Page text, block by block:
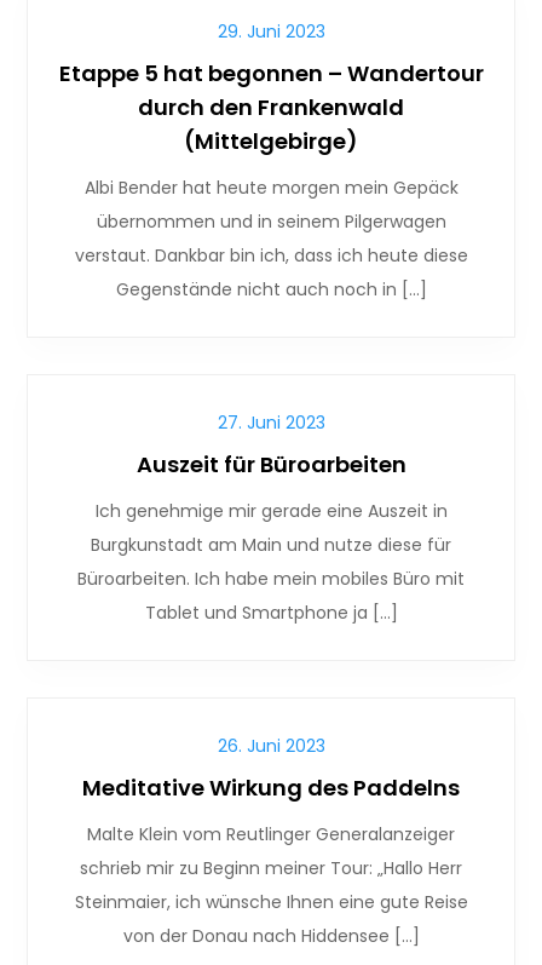
29. Juni 2023
Etappe 5 hat begonnen – Wandertour
durch den Frankenwald
(Mittelgebirge)
Albi Bender hat heute morgen mein Gepäck
übernommen und in seinem Pilgerwagen
verstaut. Dankbar bin ich, dass ich heute diese
Gegenstände nicht auch noch in […]
27. Juni 2023
Auszeit für Büroarbeiten
Ich genehmige mir gerade eine Auszeit in
Burgkunstadt am Main und nutze diese für
Büroarbeiten. Ich habe mein mobiles Büro mit
Tablet und Smartphone ja […]
26. Juni 2023
Meditative Wirkung des Paddelns
Malte Klein vom Reutlinger Generalanzeiger
schrieb mir zu Beginn meiner Tour: „Hallo Herr
Steinmaier, ich wünsche Ihnen eine gute Reise
von der Donau nach Hiddensee […]